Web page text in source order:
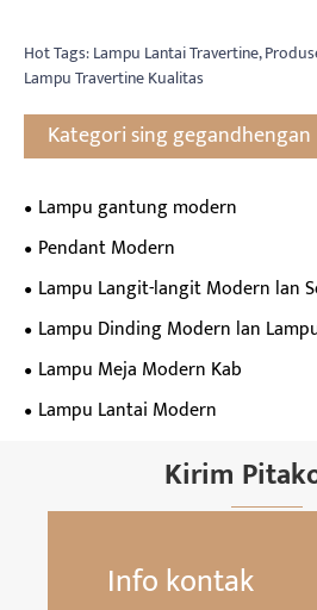
Hot Tags: Lampu Lantai Travertine,
Lampu Travertine Kualitas
Kategori sing gegandhengan
Lampu gantung modern
Pendant Modern
Lampu Langit-langit Modern lan
Lampu Dinding Modern lan
Lampu Meja Modern Kab
Lampu Lantai Modern
Kirim
Info kontak